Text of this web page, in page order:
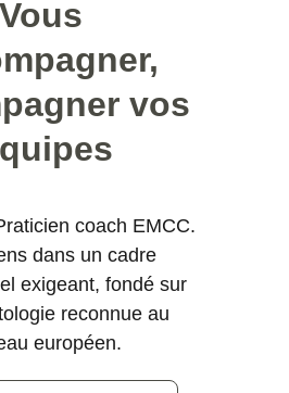
Vous
vos
coach EMCC.
dans un cadre
exigeant, fondé sur
reconnue au
européen.